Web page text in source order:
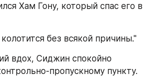
Хам Гону, который спас его в
без всякой причины."
вдох, Сиджин спокойно
пропускному пункту.